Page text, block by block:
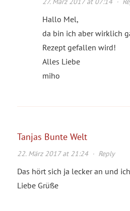
Hallo Mel,
da bin ich aber wirklich
Rezept gefallen wird!
Alles Liebe
miho
Tanjas Bunte Welt
22. März 2017 at 21:24· Reply
Das hört sich ja lecker an und
Liebe Grüße